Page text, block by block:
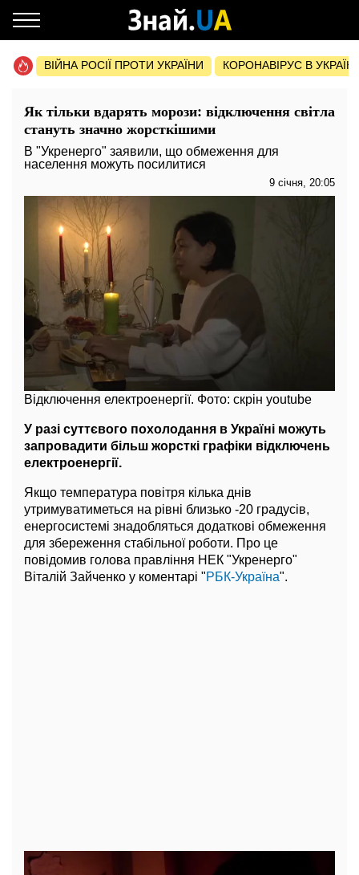
ВІЙНА РОСІЇ ПРОТИ УКРАЇНИ КОРОНАВІРУС В УКРАЇНІ
Як тільки вдарять морози: відключення світла
стануть значно жорсткішими
В "Укренерго" заявили, що обмеження для
населення можуть посилитися
9 січня, 20:05
Відключення електроенергії. Фото: скрін youtube
У разі суттєвого похолодання в Україні можуть
запровадити більш жорсткі графіки відключень
електроенергії.
Якщо температура повітря кілька днів
утримуватиметься на рівні близько -20 градусів,
енергосистемі знадобляться додаткові обмеження
для збереження стабільної роботи. Про це
повідомив голова правління НЕК "Укренерго"
Віталій Зайченко у коментарі "РБК-Україна".